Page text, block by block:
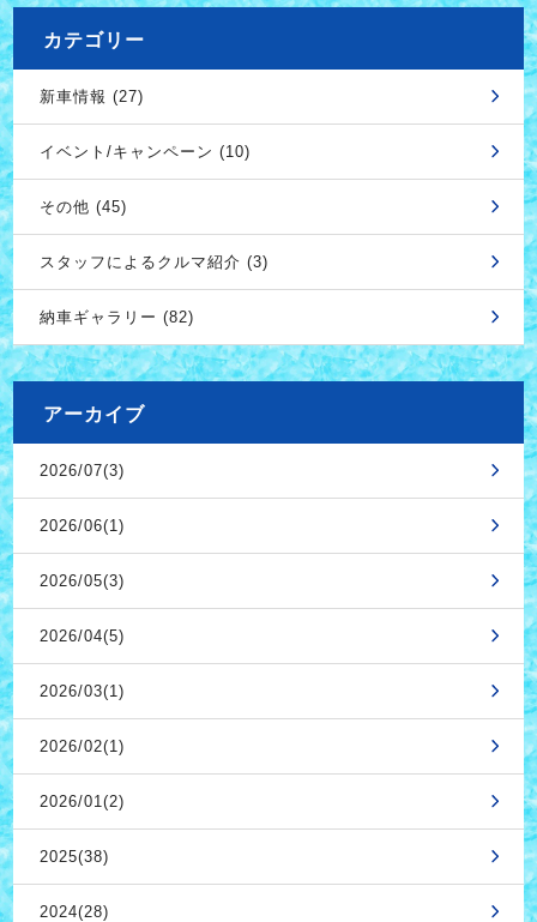
カテゴリー
新車情報 (27)
イベント/キャンペーン (10)
その他 (45)
スタッフによるクルマ紹介 (3)
納車ギャラリー (82)
アーカイブ
2026/07(3)
2026/06(1)
2026/05(3)
2026/04(5)
2026/03(1)
2026/02(1)
2026/01(2)
2025(38)
2024(28)